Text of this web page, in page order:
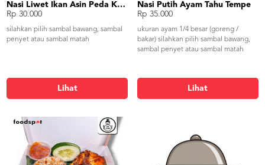
Nasi Liwet Ikan Asin Peda Kangkung Rebus
Rp 30.000
silahkan pilih sambal bawang, sambal
penyet atau sambal matah
Lihat
Nasi Putih Ayam Tahu Tempe
Rp 35.000
ukuran ayam 1/4 besar (goreng /
bakar) silahkan pilih sambal bawang,
sambal penyet atau sambal matah
Lihat